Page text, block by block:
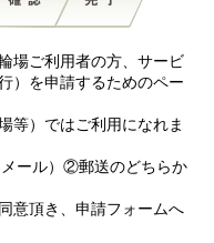
場ご利用者の方、サービ
）を申請するためのペー
等）ではご利用になれま
ール）②郵送のどちらか
意頂き、申請フォームへ